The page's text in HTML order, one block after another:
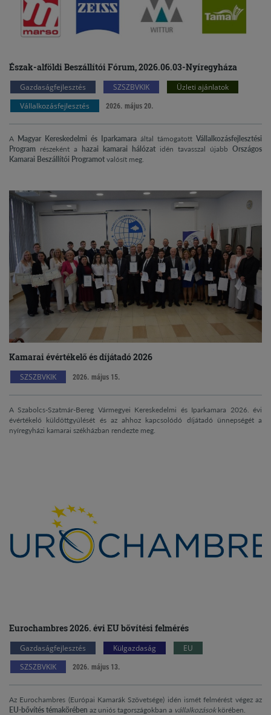
Észak-alföldi Beszállítói Fórum, 2026.06.03-Nyíregyháza
Gazdaságfejlesztés SZSZBVKIK
Üzleti ajánlatok
Vállalkozásfejlesztés
2026. május 20.
A Magyar Kereskedelmi és Iparkamara által támogatott Vállalkozásfejlesztési
Program részeként a hazai kamarai hálózat idén tavasszal újabb Országos
Kamarai Beszállítói Programot valósít meg.
Kamarai évértékelő és díjátadó 2026
SZSZBVKIK 2026. május 15.
A Szabolcs-Szatmár-Bereg Vármegyei Kereskedelmi és Iparkamara 2026. évi
évértékelő küldöttgyűlését és az ahhoz kapcsolódó díjátadó ünnepségét a
nyíregyházi kamarai székházban rendezte meg.
Eurochambres 2026. évi EU bővítési felmérés
Gazdaságfejlesztés Külgazdaság
EU
SZSZBVKIK
2026. május 13.
Az Eurochambres (Európai Kamarák Szövetsége) idén ismét felmérést végez az
EU-bővítés témakörében az uniós tagországokban a vállalkozások körében.